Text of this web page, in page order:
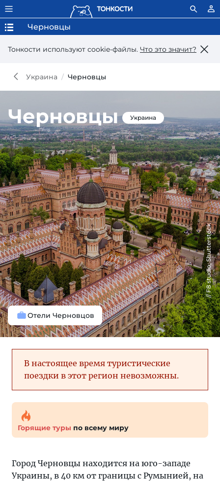
Тонкости используют сookie-файлы. Что это значит?
Черновцы
Украина Черновцы
Черновцы Украина
Отели Черновцов
F8 studio, Shutterstock
В настоящее время туристические
поездки в этот регион невозможны.
Горящие туры по всему миру
Город Черновцы находится на юго-западе
Украины, в 40 км от границы с Румынией, на